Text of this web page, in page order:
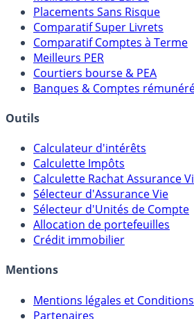
Meilleures Assurances-Vie
Meilleurs Fonds Euros
Placements Sans Risque
Comparatif Super Livrets
Comparatif Comptes à Terme
Meilleurs PER
Courtiers bourse & PEA
Banques & Comptes rémunérés
Outils
Calculateur d'intérêts
Calculette Impôts
Calculette Rachat Assurance Vie
Sélecteur d'Assurance Vie
Sélecteur d'Unités de Compte
Crédit immobilier
Mentions